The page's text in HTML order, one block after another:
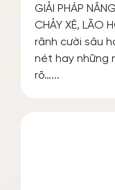
GIẢI PHÁP
CHẢY XỆ, LÃO
rãnh cười sâu
nét hay những
rõ…...